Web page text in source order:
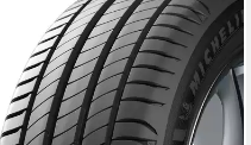
Michelin Sommerreifen
MICHELIN, in verschiedenen
Ausführungen erhältlich
Kraftstoffeffizienz
Produktdatenblatt
Nasshaftung